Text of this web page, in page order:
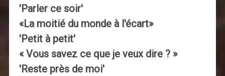
'Parler ce soir'
«La moitié du monde à l'écart»
'Petit à petit'
« Vous savez ce que je veux dire ? »
'Reste près de moi'